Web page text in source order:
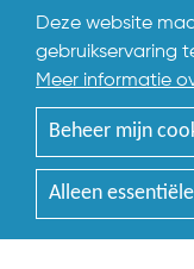
Deze website
gebruikservaring
Meer informatie
Beheer mijn
Alleen